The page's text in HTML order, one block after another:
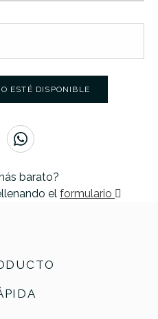
ESTÉ DISPONIBLE
barato?
el formulario